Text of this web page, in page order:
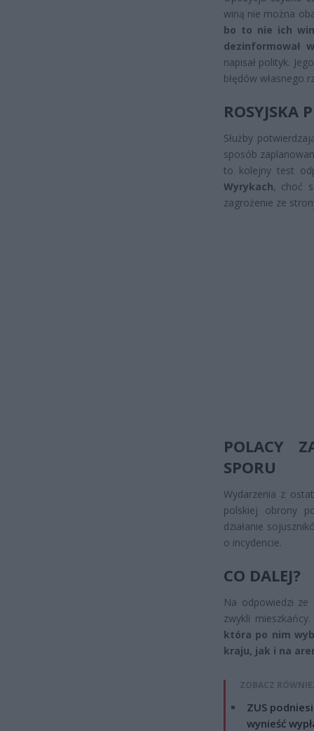
winą nie można
bo to nie ich
dezinformował
napisał polityk.
błędów własnego
ROSYJSKA
Służby
sposób
to kolejny test
Wyrykach, choć
zagrożenie ze
POLACY
SPORU
Wydarzenia z
polskiej obrony
działanie
o incydencie.
CO DALEJ?
Na odpowiedzi
zwykli
która po nim
kraju, jak i na
ZOBACZ
ZUS
wynieść